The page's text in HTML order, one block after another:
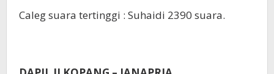
Caleg suara tertinggi : Suhaidi 2390 suara.